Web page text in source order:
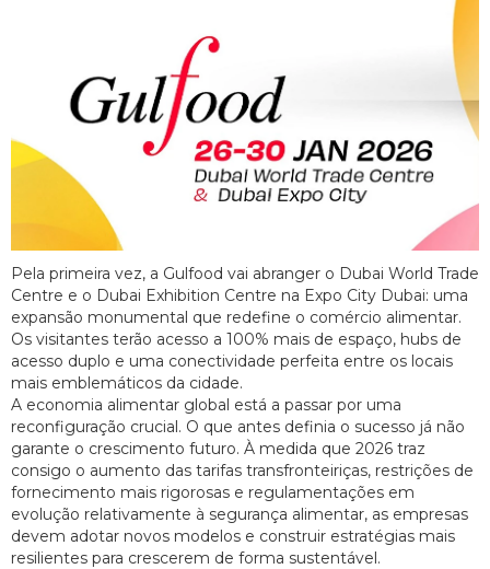
Pela primeira vez, a Gulfood vai abranger o Dubai World Trade
Centre e o Dubai Exhibition Centre na Expo City Dubai: uma
expansão monumental que redefine o comércio alimentar.
Os visitantes terão acesso a 100% mais de espaço, hubs de
acesso duplo e uma conectividade perfeita entre os locais
mais emblemáticos da cidade.
A economia alimentar global está a passar por uma
reconfiguração crucial. O que antes definia o sucesso já não
garante o crescimento futuro. À medida que 2026 traz
consigo o aumento das tarifas transfronteiriças, restrições de
fornecimento mais rigorosas e regulamentações em
evolução relativamente à segurança alimentar, as empresas
devem adotar novos modelos e construir estratégias mais
resilientes para crescerem de forma sustentável.